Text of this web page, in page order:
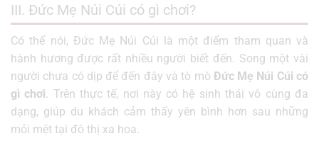
III. Đức Mẹ Núi Cúi có gì chơi?
Có thể nói, Đức Mẹ Núi Cúi là một điểm tham quan và
hành hương được rất nhiều người biết đến. Song một vài
người chưa có dịp để đến đây và tò mò Đức Mẹ Núi Cúi có
gì chơi. Trên thực tế, nơi này có hệ sinh thái vô cùng đa
dạng, giúp du khách cảm thấy yên bình hơn sau những
mỏi mệt tại đô thị xa hoa.